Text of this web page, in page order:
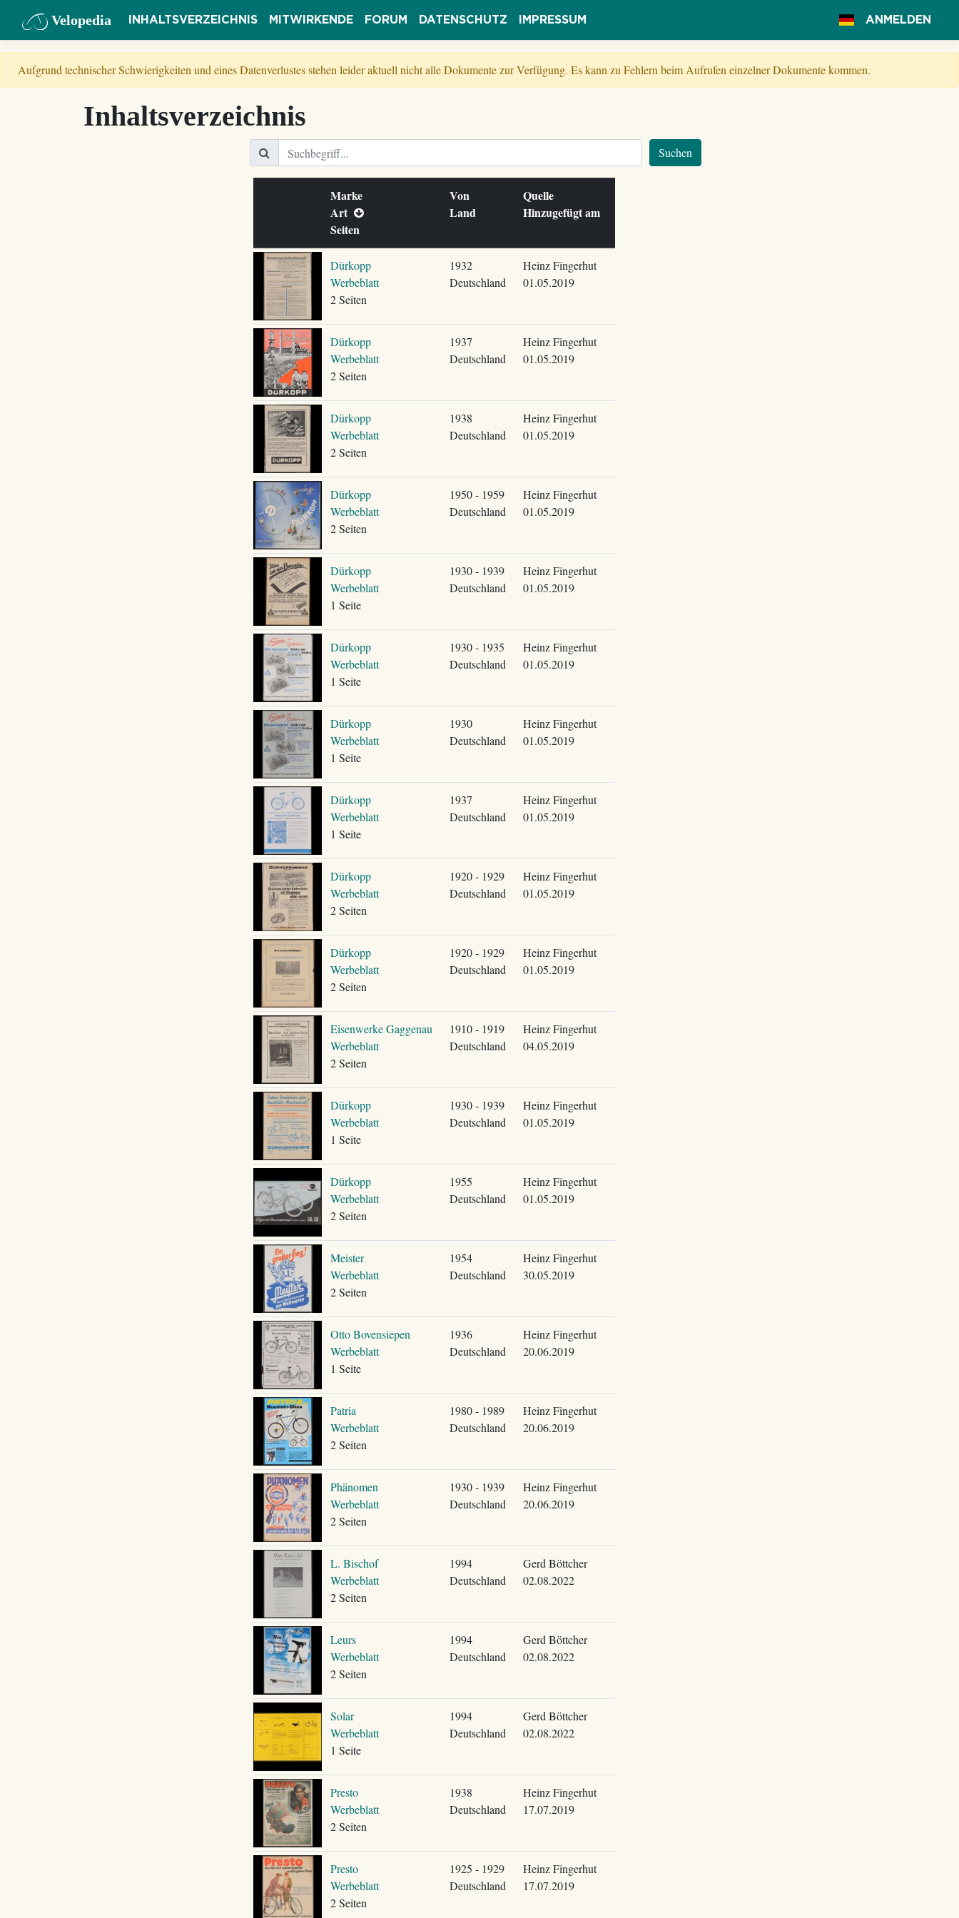
Velopedia INHALTSVERZEICHNIS MITWIRKENDE FORUM DATENSCHUTZ IMPRESSUM ANMELDEN
Aufgrund technischer Schwierigkeiten und eines Datenverlustes stehen leider aktuell nicht alle Dokumente zur Verfügung. Es kann zu Fehlern beim Aufrufen einzelner Dokumente kommen.
Inhaltsverzeichnis
Suchen
Marke
Art
Seiten
Von
Land
Quelle
Hinzugefügt am
Dürkopp
Werbeblatt
2 Seiten
1932
Deutschland
Heinz Fingerhut
01.05.2019
Dürkopp
Werbeblatt
2 Seiten
1937
Deutschland
Heinz Fingerhut
01.05.2019
Dürkopp
Werbeblatt
2 Seiten
1938
Deutschland
Heinz Fingerhut
01.05.2019
Dürkopp
Werbeblatt
2 Seiten
1950 - 1959
Deutschland
Heinz Fingerhut
01.05.2019
Dürkopp
Werbeblatt
1 Seite
1930 - 1939
Deutschland
Heinz Fingerhut
01.05.2019
Dürkopp
Werbeblatt
1 Seite
1930 - 1935
Deutschland
Heinz Fingerhut
01.05.2019
Dürkopp
Werbeblatt
1 Seite
1930
Deutschland
Heinz Fingerhut
01.05.2019
Dürkopp
Werbeblatt
1 Seite
1937
Deutschland
Heinz Fingerhut
01.05.2019
Dürkopp
Werbeblatt
2 Seiten
1920 - 1929
Deutschland
Heinz Fingerhut
01.05.2019
Dürkopp
Werbeblatt
2 Seiten
1920 - 1929
Deutschland
Heinz Fingerhut
01.05.2019
Eisenwerke Gaggenau
Werbeblatt
2 Seiten
1910 - 1919
Deutschland
Heinz Fingerhut
04.05.2019
Dürkopp
Werbeblatt
1 Seite
1930 - 1939
Deutschland
Heinz Fingerhut
01.05.2019
Dürkopp
Werbeblatt
2 Seiten
1955
Deutschland
Heinz Fingerhut
01.05.2019
Meister
Werbeblatt
2 Seiten
1954
Deutschland
Heinz Fingerhut
30.05.2019
Otto Bovensiepen
Werbeblatt
1 Seite
1936
Deutschland
Heinz Fingerhut
20.06.2019
Patria
Werbeblatt
2 Seiten
1980 - 1989
Deutschland
Heinz Fingerhut
20.06.2019
Phänomen
Werbeblatt
2 Seiten
1930 - 1939
Deutschland
Heinz Fingerhut
20.06.2019
L. Bischof
Werbeblatt
2 Seiten
1994
Deutschland
Gerd Böttcher
02.08.2022
Leurs
Werbeblatt
2 Seiten
1994
Deutschland
Gerd Böttcher
02.08.2022
Solar
Werbeblatt
1 Seite
1994
Deutschland
Gerd Böttcher
02.08.2022
Presto
Werbeblatt
2 Seiten
1938
Deutschland
Heinz Fingerhut
17.07.2019
Presto
Werbeblatt
2 Seiten
1925 - 1929
Deutschland
Heinz Fingerhut
17.07.2019